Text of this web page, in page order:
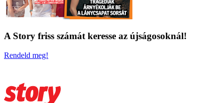
A Story friss számát keresse az újságosoknál!
Rendeld meg!